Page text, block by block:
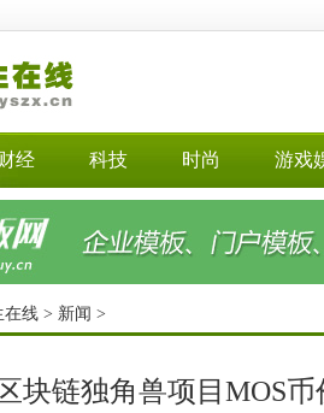
经 科技 时尚 游戏
在线 > 新闻 >
块链独角兽项目MOS